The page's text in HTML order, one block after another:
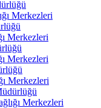
Merkezleri
Merkezleri
Merkezleri
Merkezleri
Merkezleri